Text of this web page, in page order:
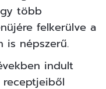
több
felkerülve a
is népszerű.
indult
receptjeiből